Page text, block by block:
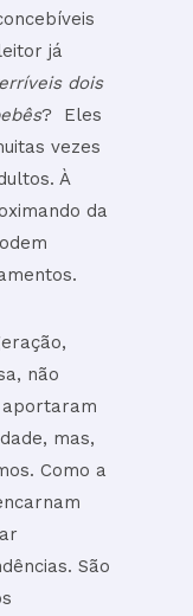
já
dois
? Eles
vezes
À
da
não
aportaram
mas,
Como a
São